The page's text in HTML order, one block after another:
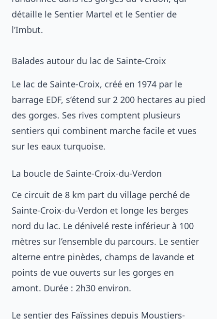
détaille le Sentier Martel et le Sentier de
l’Imbut.
Balades autour du lac de Sainte-Croix
Le lac de Sainte-Croix, créé en 1974 par le
barrage EDF, s’étend sur 2 200 hectares au pied
des gorges. Ses rives comptent plusieurs
sentiers qui combinent marche facile et vues
sur les eaux turquoise.
La boucle de Sainte-Croix-du-Verdon
Ce circuit de 8 km part du village perché de
Sainte-Croix-du-Verdon et longe les berges
nord du lac. Le dénivelé reste inférieur à 100
mètres sur l’ensemble du parcours. Le sentier
alterne entre pinèdes, champs de lavande et
points de vue ouverts sur les gorges en
amont. Durée : 2h30 environ.
Le sentier des Faïssines depuis Moustiers-